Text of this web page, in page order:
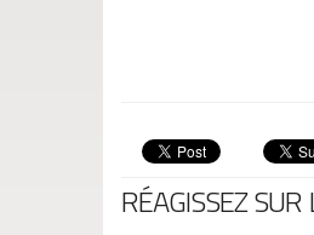
RÉAGISSEZ SUR